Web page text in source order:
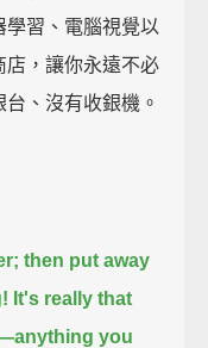
習、電腦視覺以
店，讓你永遠不必
、沒有收銀機。
then put away
It's really that
anything you